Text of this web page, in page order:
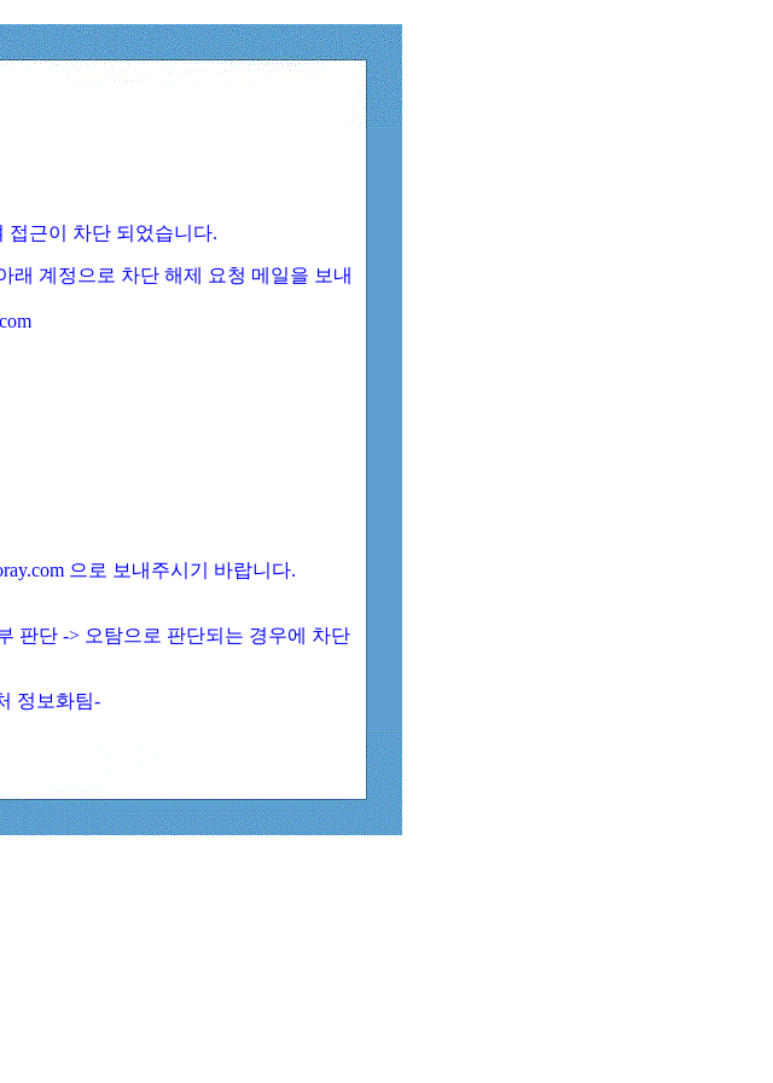
접근이 차단 되었습니다.
래 계정으로 차단 해제 요청 메일을 보내
으로 보내주시기 바랍니다.
판단 -> 오탐으로 판단되는 경우에 차단
정보화팀-